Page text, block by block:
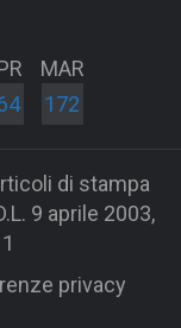
MAR
172
di stampa
9 aprile 2003,
privacy